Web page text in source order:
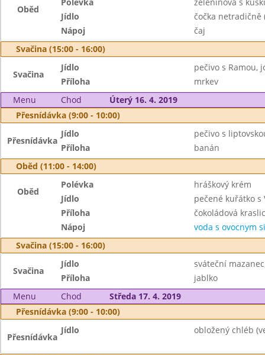
Oběd
Jídlo
čočka netradičně
Nápoj
čaj
Svačina (15:00 - 16:00)
Svačina
Jídlo
pečivo s Ramou,
Příloha
mrkev
Menu
Chod
Úterý 16. 4. 2019
Přesnídávka (9:00 - 10:00)
Přesnídávka
Jídlo
pečivo s
Příloha
banán
Oběd (11:00 - 14:00)
Oběd
Polévka
hráškový krém
Jídlo
pečené kuřátko s
Příloha
čokoládová
Nápoj
voda s ovocnym
Svačina (15:00 - 16:00)
Svačina
Jídlo
sváteční
Příloha
jablko
Menu
Chod
Středa 17. 4. 2019
Přesnídávka (9:00 - 10:00)
Přesnídávka
Jídlo obložený chléb